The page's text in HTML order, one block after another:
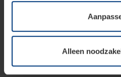
van deze pagina's absoluut
soorten cookies is uw
toestemming kunt u op elk
wijzigen of herroepen.
Alleen